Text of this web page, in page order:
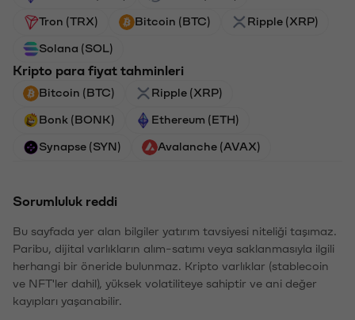
Tron (TRX) Bitcoin (BTC) Ripple (XRP)
Solana (SOL)
Kripto para fiyat tahminleri
Bitcoin (BTC) Ripple (XRP)
Bonk (BONK) Ethereum (ETH)
Synapse (SYN) Avalanche (AVAX)
Sorumluluk reddi
Bu sayfada yer alan bilgiler yatırım tavsiyesi niteliği taşımaz.
Paribu, dijital varlıkların alım-satımı veya saklanmasıyla ilgili
herhangi bir öneride bulunmaz. Kripto varlıklar (stablecoin
ve NFT'ler dahil), yüksek volatiliteye sahiptir ve ani değer
kayıpları yaşanabilir.